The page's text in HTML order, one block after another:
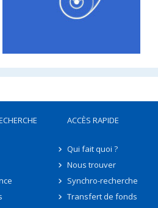
ACCÈS RAPIDE
Qui fait quoi ?
Nous trouver
Synchro-recherche
Transfert de fonds